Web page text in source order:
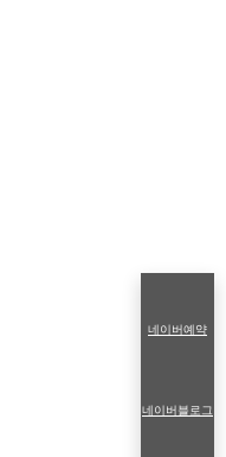
네이버예약
네이버블로그